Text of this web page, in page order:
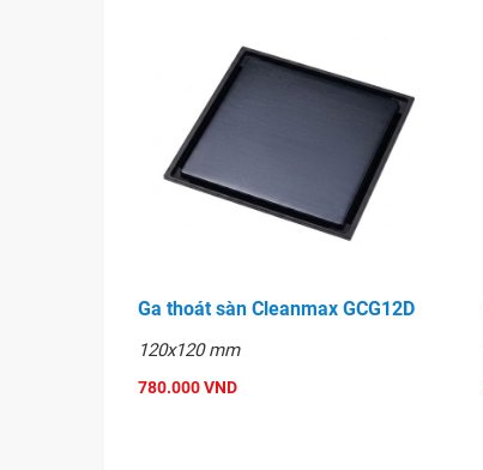
Ga thoát sàn Cleanmax GCG12D
120x120 mm
780.000 VND